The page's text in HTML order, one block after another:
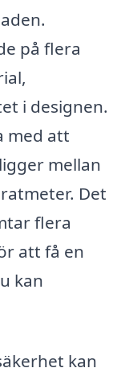
på flera
i designen.
med att
mellan
Det
flera
att få en
kan
kan